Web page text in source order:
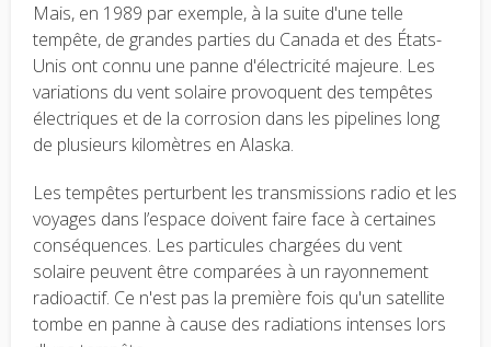
Mais, en 1989 par exemple, à la suite d'une telle
tempête, de grandes parties du Canada et des États-
Unis ont connu une panne d'électricité majeure. Les
variations du vent solaire provoquent des tempêtes
électriques et de la corrosion dans les pipelines long
de plusieurs kilomètres en Alaska.
Les tempêtes perturbent les transmissions radio et les
voyages dans l’espace doivent faire face à certaines
conséquences. Les particules chargées du vent
solaire peuvent être comparées à un rayonnement
radioactif. Ce n'est pas la première fois qu'un satellite
tombe en panne à cause des radiations intenses lors